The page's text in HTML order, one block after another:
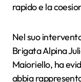
rapido e la
Nel suo
Brigata Alpina
Maioriello, ha
abbia